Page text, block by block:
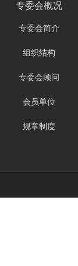
专委会简介
组织结构
专委会顾问
会员单位
规章制度
专委会概况